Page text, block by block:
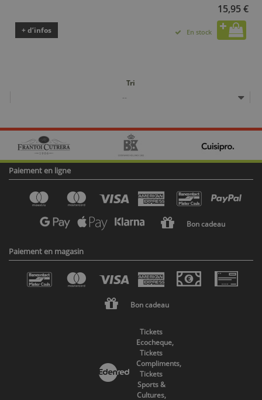
15,95 €
+ d’infos En stock
Tri
--
Paiement en ligne
Bon cadeau
Paiement en magasin
Bon cadeau
Tickets
Ecocheque,
Tickets
Compliments,
Tickets
Sports &
Cultures,